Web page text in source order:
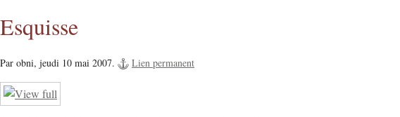
Esquisse
Par obni, jeudi 10 mai 2007. Lien permanent